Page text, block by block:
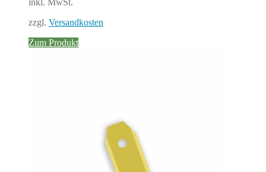
zzgl. Versandkosten
Zum Produkt